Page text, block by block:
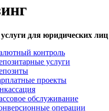
услуги для юридических лиц
контроль
услуги
проекты
обслуживание
операции